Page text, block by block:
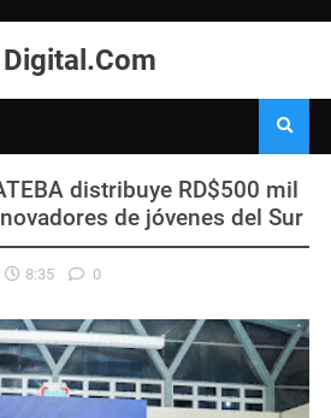
Digital.Com
distribuye RD$500 mil
de jóvenes del Sur
8:35 0